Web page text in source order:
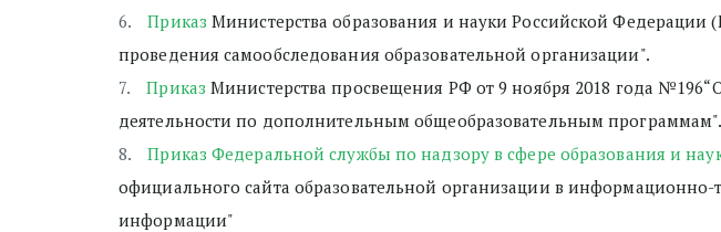
Приказ Министерства образования и науки Российской
проведения самообследования образовательной организации".
Приказ Министерства просвещения РФ от 9 ноября 2018 года
деятельности по дополнительным общеобразовательным программам".
Приказ Федеральной службы по надзору в сфере образования и
официального сайта образовательной организации в
информации"